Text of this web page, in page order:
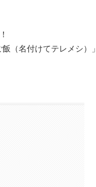
（名付けてテレメシ）」